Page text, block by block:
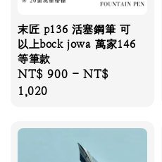
末匠 p136 活塞鋼筆 可
以上bock jowa 萬家146
等筆款
Regular
price
NT$ 900 -NT$
1,020